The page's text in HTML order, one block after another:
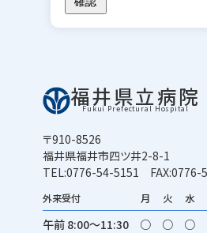
福井県立病院
Fukui Prefectural Hospital
〒910-8526
福井県福井市四ツ井2-8-1
TEL:0776-54-5151 FAX:0776-
外来受付 月 火 水
午前 8:00～11:30 ○ ○ ○